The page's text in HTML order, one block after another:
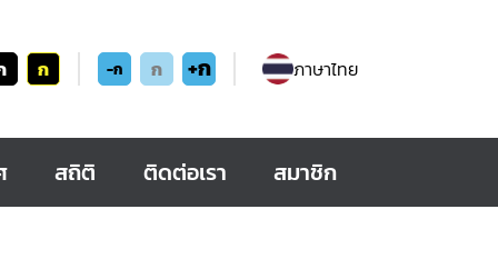
ก -ก ก +ก ภาษาไทย
สถิติ ติดต่อเรา สมาชิก